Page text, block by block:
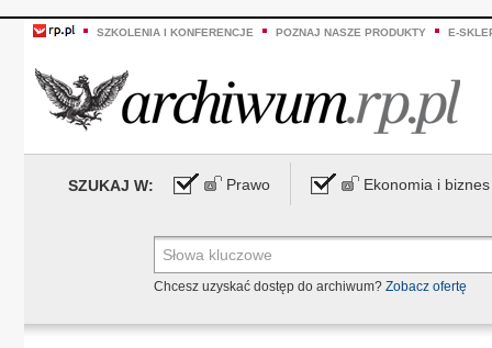
SZKOLENIA I KONFERENCJE POZNAJ NASZE PRODUKTY E-
SZUKAJ W: Prawo Ekonomia i biznes
Chcesz uzyskać dostęp do archiwum? Zobacz ofertę